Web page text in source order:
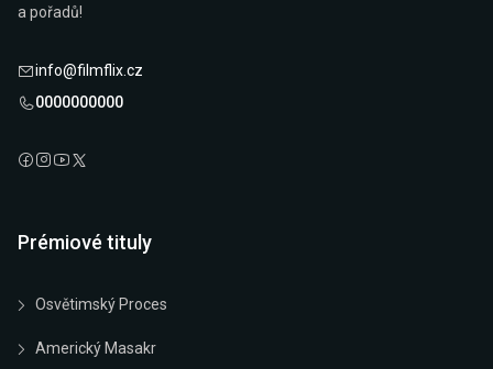
a pořadů!
info@filmflix.cz
0000000000
Prémiové tituly
Osvětimský Proces
Americký Masakr